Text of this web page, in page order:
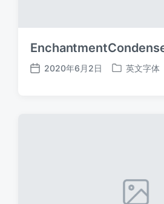
发
2020年6月2日
发
英文字体